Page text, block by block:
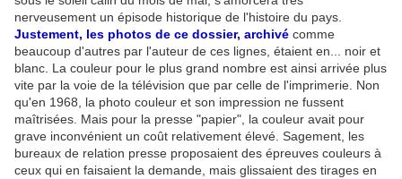
nerveusement un épisode historique de l'histoire du pays.
Justement, les photos de ce dossier, archivé comme
beaucoup d'autres par l'auteur de ces lignes, étaient en... noir et
blanc. La couleur pour le plus grand nombre est ainsi arrivée plus
vite par la voie de la télévision que par celle de l'imprimerie. Non
qu'en 1968, la photo couleur et son impression ne fussent
maîtrisées. Mais pour la presse "papier", la couleur avait pour
grave inconvénient un coût relativement élevé. Sagement, les
bureaux de relation presse proposaient des épreuves couleurs à
ceux qui en faisaient la demande, mais glissaient des tirages en